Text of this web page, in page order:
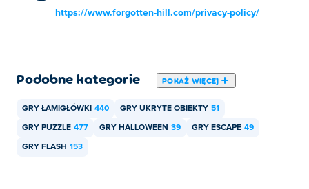
https://www.forgotten-hill.com/privacy-policy/
Podobne kategorie POKAŻ WIĘCEJ
GRY ŁAMIGŁÓWKI 440 GRY UKRYTE OBIEKTY 51
GRY PUZZLE 477 GRY HALLOWEEN 39 GRY ESCAPE 49
GRY FLASH 153